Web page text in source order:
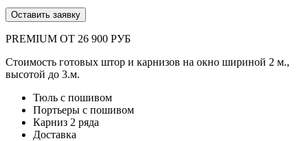
Оставить заявку
PREMIUM ОТ 26 900 РУБ
Стоимость готовых штор и карнизов на окно шириной 2 м.,
высотой до 3.м.
Тюль с пошивом
Портьеры с пошивом
Карниз 2 ряда
Доставка